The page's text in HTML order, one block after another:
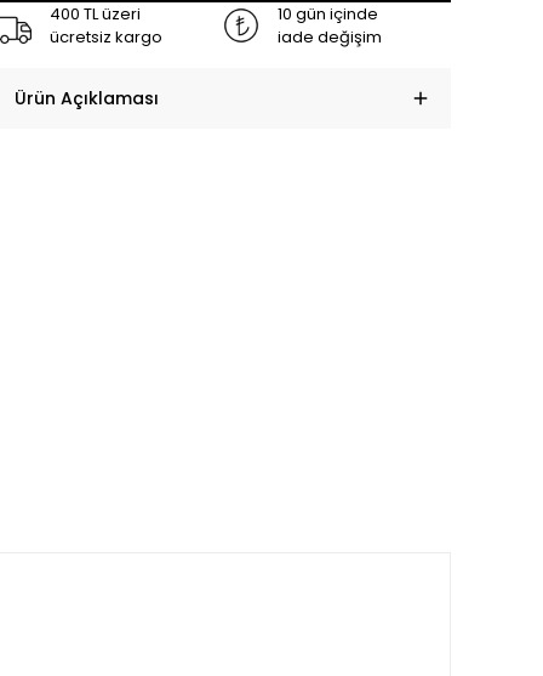
400 TL üzeri
ücretsiz kargo
10 gün içinde
iade değişim
Ürün Açıklaması